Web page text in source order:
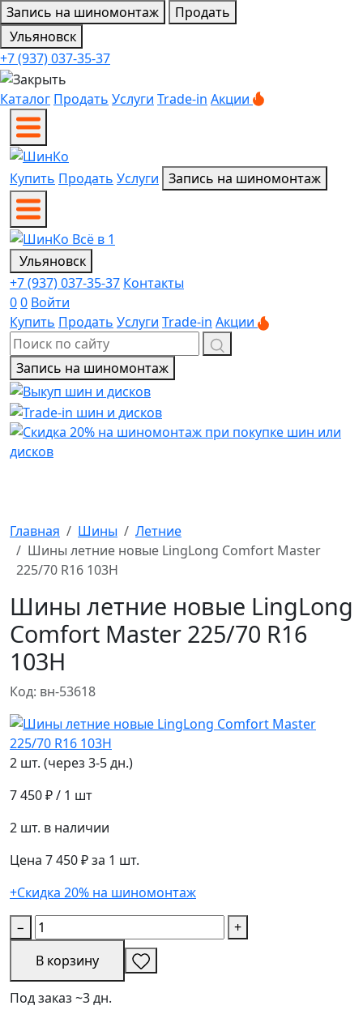
Запись на шиномонтаж
Продать
Ульяновск
+7 (937) 037-35-37
Каталог Продать Услуги Trade-in Акции
Купить Продать Услуги Запись на шиномонтаж
Ульяновск
+7 (937) 037-35-37 Контакты
00 Войти
Купить Продать Услуги Trade-in Акции
Запись на шиномонтаж
Главная Шины
Летние
Шины летние новые LingLong Comfort Master
225/70 R16 103H
Шины летние новые LingLong
Comfort Master 225/70 R16
103H
Код: вн-53618
2 шт. (через 3-5 дн.)
7 450 ₽/ 1 шт
2 шт. в наличии
Цена 7 450 ₽ за 1 шт.
+Скидка 20% на шиномонтаж
−
+
В корзину
Под заказ ~3 дн.